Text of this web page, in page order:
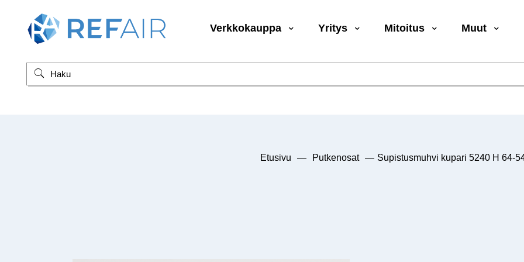
Verkkokauppa Yritys Mitoitus Muut
Etusivu — Putkenosat — Supistusmuhvi kupari 5240 H 64-